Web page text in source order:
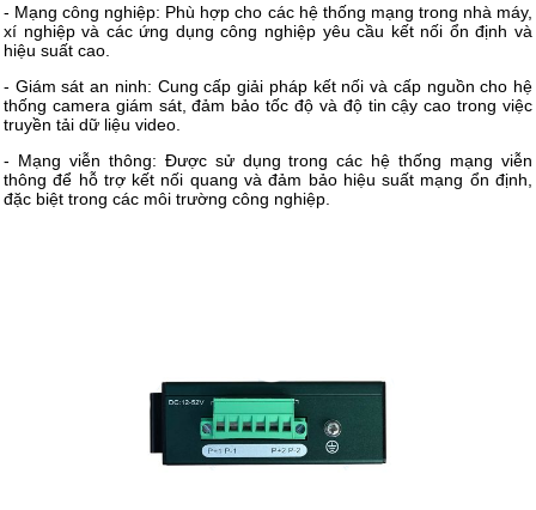
- Mạng công nghiệp: Phù hợp cho các hệ thống mạng trong nhà máy,
xí nghiệp và các ứng dụng công nghiệp yêu cầu kết nối ổn định và
hiệu suất cao.
- Giám sát an ninh: Cung cấp giải pháp kết nối và cấp nguồn cho hệ
thống camera giám sát, đảm bảo tốc độ và độ tin cậy cao trong việc
truyền tải dữ liệu video.
- Mạng viễn thông: Được sử dụng trong các hệ thống mạng viễn
thông để hỗ trợ kết nối quang và đảm bảo hiệu suất mạng ổn định,
đặc biệt trong các môi trường công nghiệp.